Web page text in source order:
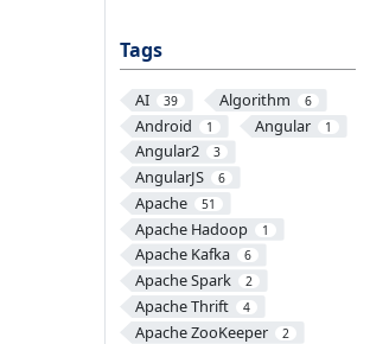
Tags
AI 39 Algorithm 6
Android 1 Angular 1
Angular2 3
AngularJS 6
Apache 51
Apache Hadoop 1
Apache Kafka 6
Apache Spark 2
Apache Thrift 4
Apache ZooKeeper 2